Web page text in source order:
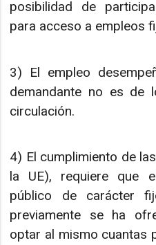
posibilidad de
para acceso a empleos
3) El empleo
demandante no es de
circulación.
4) El cumplimiento de
la UE), requiere que
público de carácter
previamente se ha
optar al mismo cuantas